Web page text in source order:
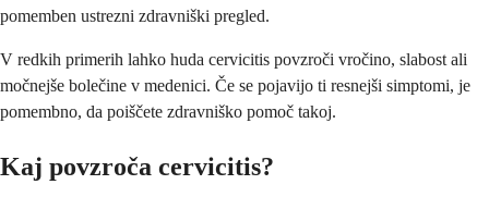
pomemben ustrezni zdravniški pregled.
V redkih primerih lahko huda cervicitis povzroči vročino, slabost ali
močnejše bolečine v medenici. Če se pojavijo ti resnejši simptomi, je
pomembno, da poiščete zdravniško pomoč takoj.
Kaj povzroča cervicitis?